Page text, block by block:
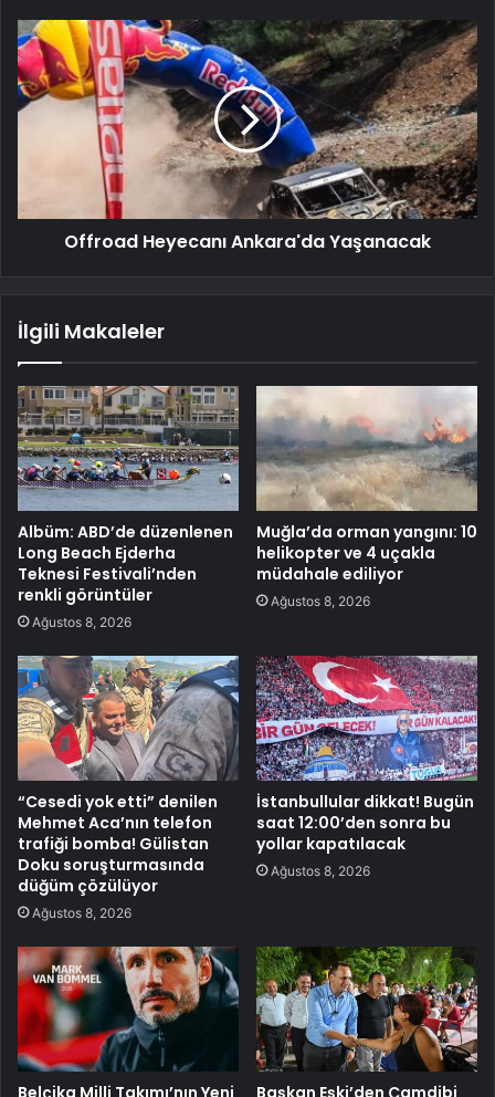
Offroad Heyecanı Ankara'da Yaşanacak
İlgili Makaleler
Albüm: ABD’de düzenlenen
Long Beach Ejderha
Teknesi Festivali’nden
renkli görüntüler
Ağustos 8, 2026
Muğla’da orman yangını: 10
helikopter ve 4 uçakla
müdahale ediliyor
Ağustos 8, 2026
“Cesedi yok etti” denilen
Mehmet Aca’nın telefon
trafiği bomba! Gülistan
Doku soruşturmasında
düğüm çözülüyor
Ağustos 8, 2026
İstanbullular dikkat! Bugün
saat 12:00’den sonra bu
yollar kapatılacak
Ağustos 8, 2026
Belçika Milli Takımı’nın Yeni Başkan Eşki’den Çamdibi